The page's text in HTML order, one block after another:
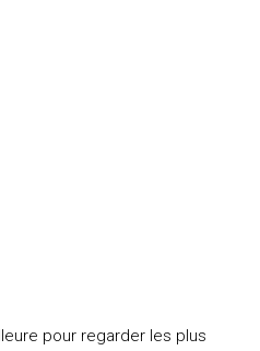
pour regarder les plus